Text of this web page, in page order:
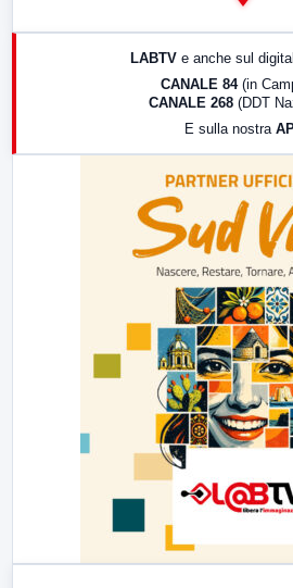
17:00
LABTV e anche sul
CANALE 84 (in
CANALE 268 (DDT
E sulla nostra